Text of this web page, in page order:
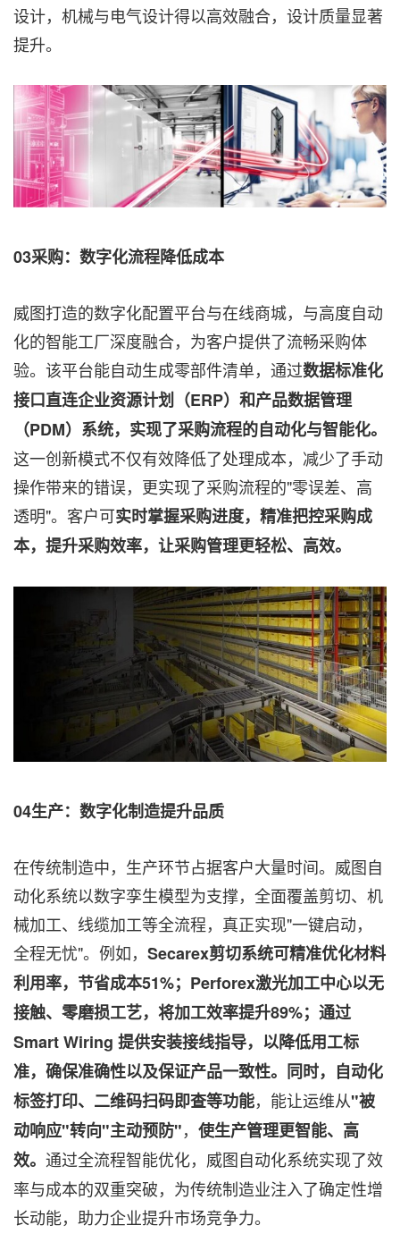
设计，机械与电气设计得以高效融合，设计质量显著
提升。
03采购：数字化流程降低成本
威图打造的数字化配置平台与在线商城，与高度自动
化的智能工厂深度融合，为客户提供了流畅采购体
验。该平台能自动生成零部件清单，通过数据标准化
接口直连企业资源计划（ERP）和产品数据管理
（PDM）系统，实现了采购流程的自动化与智能化。
这一创新模式不仅有效降低了处理成本，减少了手动
操作带来的错误，更实现了采购流程的"零误差、高
透明"。客户可实时掌握采购进度，精准把控采购成
本，提升采购效率，让采购管理更轻松、高效。
04生产：数字化制造提升品质
在传统制造中，生产环节占据客户大量时间。威图自
动化系统以数字孪生模型为支撑，全面覆盖剪切、机
械加工、线缆加工等全流程，真正实现"一键启动，
全程无忧"。例如， Secarex剪切系统可精准优化材料
利用率，节省成本51%；Perforex激光加工中心以无
接触、零磨损工艺，将加工效率提升89%；通过
Smart Wiring 提供安装接线指导，以降低用工标
准，确保准确性以及保证产品一致性。同时，自动化
标签打印、二维码扫码即查等功能，能让运维从"被
动响应"转向"主动预防"， 使生产管理更智能、高
效。 通过全流程智能优化，威图自动化系统实现了效
率与成本的双重突破，为传统制造业注入了确定性增
长动能，助力企业提升市场竞争力。